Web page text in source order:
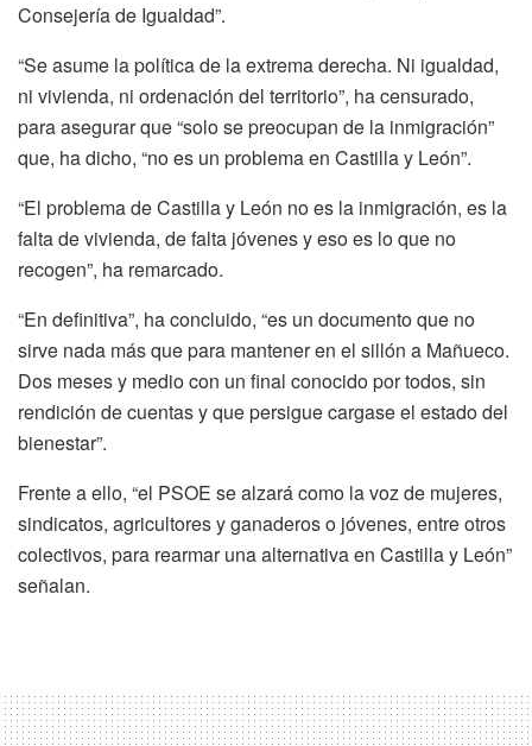
Consejería de Igualdad”.
“Se asume la política de la extrema derecha. Ni igualdad,
ni vivienda, ni ordenación del territorio”, ha censurado,
para asegurar que “solo se preocupan de la inmigración”
que, ha dicho, “no es un problema en Castilla y León”.
“El problema de Castilla y León no es la inmigración, es la
falta de vivienda, de falta jóvenes y eso es lo que no
recogen”, ha remarcado.
“En definitiva”, ha concluido, “es un documento que no
sirve nada más que para mantener en el sillón a Mañueco.
Dos meses y medio con un final conocido por todos, sin
rendición de cuentas y que persigue cargase el estado del
bienestar”.
Frente a ello, “el PSOE se alzará como la voz de mujeres,
sindicatos, agricultores y ganaderos o jóvenes, entre otros
colectivos, para rearmar una alternativa en Castilla y León”
señalan.